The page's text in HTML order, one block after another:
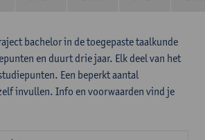
bachelor in de toegepaste taalkunde
en duurt drie jaar. Elk deel van het
Een beperkt aantal
invullen. Info en voorwaarden vind je